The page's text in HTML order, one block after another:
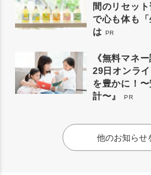
間のリセッ
で心も体も
は PR
《無料マネ
29日オンラ
を豊かに！
計〜』
PR
他のお知らせ